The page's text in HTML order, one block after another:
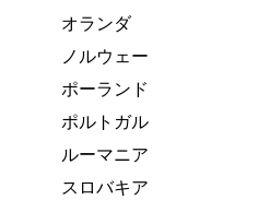
オランダ
ノルウェー
ポーランド
ポルトガル
ルーマニア
スロバキア